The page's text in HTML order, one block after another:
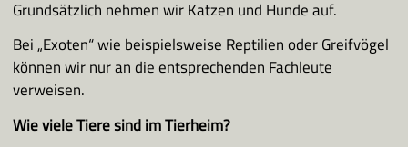
Grundsätzlich nehmen wir Katzen und Hunde auf.
Bei „Exoten“ wie beispielsweise Reptilien oder Greifvögel
können wir nur an die entsprechenden Fachleute
verweisen.
Wie viele Tiere sind im Tierheim?